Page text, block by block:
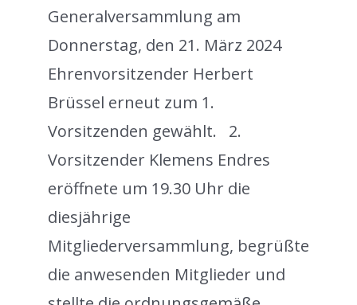
Generalversammlung am
Donnerstag, den 21. März 2024
Ehrenvorsitzender Herbert
Brüssel erneut zum 1.
Vorsitzenden gewählt. 2.
Vorsitzender Klemens Endres
eröffnete um 19.30 Uhr die
diesjährige
Mitgliederversammlung, begrüßte
die anwesenden Mitglieder und